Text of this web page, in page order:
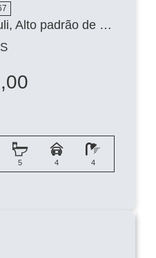
(01 e 02) Spazio Azuli, Alto padrão de frente para
5 4 4